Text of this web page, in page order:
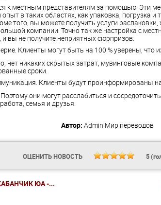
к местным представителям за помощью. Эти
в таких областях, как упаковка, погрузка и
того, вы можете получить услуги распаковки,
компании. Точно так же настройка с
и вы не получите неприятных сюрпризов.
Клиенты могут быть на 100 % уверены, что
нет никаких скрытых затрат, мувинговые
сроки.
Клиенты будут проинформированы
они могут расслабиться и
семья и друзья.
Автор: Admin Мир переводов
ОЦЕНИТЬ НОВОСТЬ 5
ЮА -...